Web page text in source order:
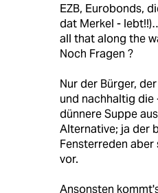
EZB, Eurobonds,
dat Merkel -
all that along the
Noch Fragen ?
Nur der Bürger,
und nachhaltig die
dünnere Suppe
Alternative; ja der
Fensterreden aber
vor.
Ansonsten